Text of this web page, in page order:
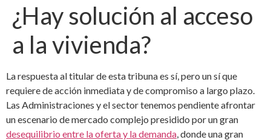
¿Hay solución al acceso
a la vivienda?
La respuesta al titular de esta tribuna es sí, pero un sí que
requiere de acción inmediata y de compromiso a largo plazo.
Las Administraciones y el sector tenemos pendiente afrontar
un escenario de mercado complejo presidido por un gran
desequilibrio entre la oferta y la demanda , donde una gran